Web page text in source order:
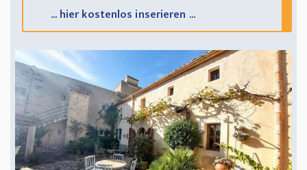
... hier kostenlos inserieren ...